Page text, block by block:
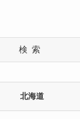
検索
北海道